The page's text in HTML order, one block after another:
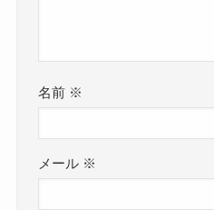
名前 ※
メール ※